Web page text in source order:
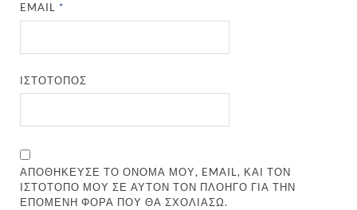
EMAIL*
ΙΣΤΌΤΟΠΟΣ
ΑΠΟΘΉΚΕΥΣΕ ΤΟ ΌΝΟΜΆ ΜΟΥ, EMAIL, ΚΑΙ ΤΟΝ
ΙΣΤΌΤΟΠΟ ΜΟΥ ΣΕ ΑΥΤΌΝ ΤΟΝ ΠΛΟΗΓΌ ΓΙΑ ΤΗΝ
ΕΠΌΜΕΝΗ ΦΟΡΆ ΠΟΥ ΘΑ ΣΧΟΛΙΆΣΩ.